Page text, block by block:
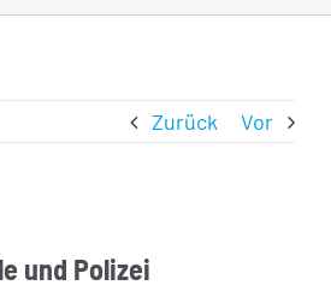
Zurück Vor
und Polizei